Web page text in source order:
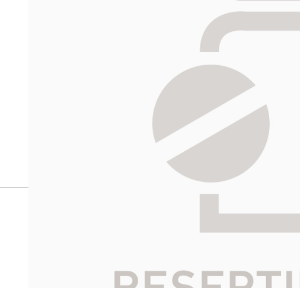
Voit tarkistaa Kela-korvaustiedot laskurilla:
Lääkkeet, hinnat, korvaukset
Esitä reseptilääkkeiden tilaustoive apteekille.
Lähetä tilaus apteekille hyväksymällä ostoskorisi sisältö.
Apteekki ottaa sinuun yhteyttä ma-la 9-17. Apteekki käy
Viimeistele tilauksesi valitsemalla toimitus- ja maksutapa.